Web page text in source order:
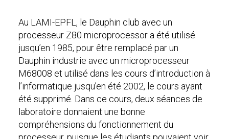
Au LAMI-EPFL, le Dauphin club avec un
processeur Z80 microprocessor a été utilisé
jusqu’en 1985, pour être remplacé par un
Dauphin industrie avec un microprocesseur
M68008 et utilisé dans les cours d’introduction à
l’informatique jusqu’en été 2002, le cours ayant
été supprimé. Dans ce cours, deux séances de
laboratoire donnaient une bonne
compréhensions du fonctionnement du